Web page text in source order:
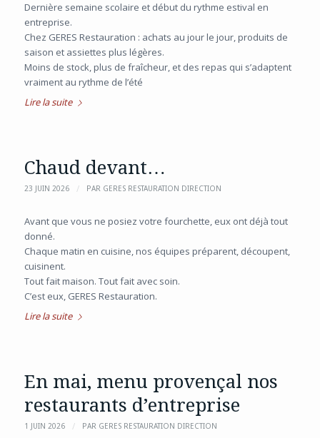
Dernière semaine scolaire et début du rythme estival en
entreprise.
Chez GERES Restauration : achats au jour le jour, produits de
saison et assiettes plus légères.
Moins de stock, plus de fraîcheur, et des repas qui s’adaptent
vraiment au rythme de l’été
Lire la suite
Chaud devant…
23 JUIN 2026 / PAR GERES RESTAURATION DIRECTION
Avant que vous ne posiez votre fourchette, eux ont déjà tout
donné.
Chaque matin en cuisine, nos équipes préparent, découpent,
cuisinent.
Tout fait maison. Tout fait avec soin.
C’est eux, GERES Restauration.
Lire la suite
En mai, menu provençal nos
restaurants d’entreprise
1 JUIN 2026 / PAR GERES RESTAURATION DIRECTION